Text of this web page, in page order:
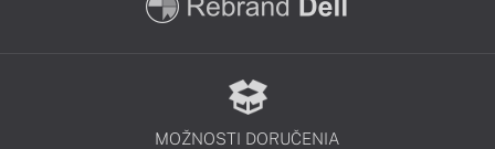
MOŽNOSTI DORUČENIA